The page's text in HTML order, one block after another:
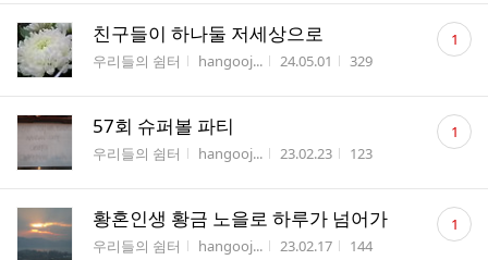
친구들이 하나둘 저세상으로
게시판명
우리들의 쉼터 작성자
hangooj... 작성시간
24.05.01 조회수
329
댓
글 1
57회 슈퍼볼 파티
게시판명
우리들의 쉼터 작성자
hangooj... 작성시간
23.02.23 조회수
123
댓
글 1
황혼인생 황금 노을로 하루가 넘어가
게시판명
우리들의 쉼터 작성자
hangooj... 작성시간
23.02.17 조회수
144
댓
글 1